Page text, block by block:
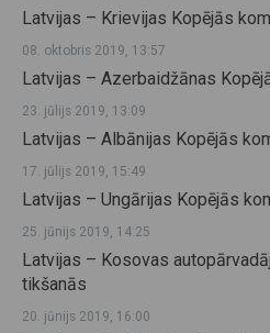
Latvijas – Krievijas Kopējās
08. oktobris 2019, 13:57
Latvijas – Azerbaidžānas
23. jūlijs 2019, 13:09
Latvijas – Albānijas Kopējās
17. jūlijs 2019, 15:49
Latvijas – Ungārijas Kopējās
25. jūnijs 2019, 14:25
Latvijas – Kosovas
tikšanās
20. jūnijs 2019, 16:00